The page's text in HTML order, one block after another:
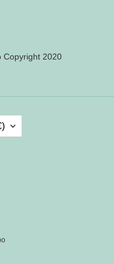
Copyright 2020